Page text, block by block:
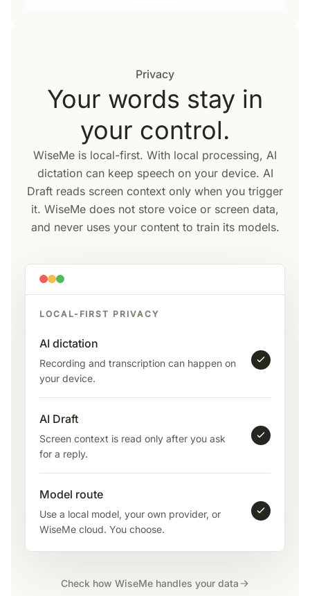
Privacy
Your words stay in
your control.
WiseMe is local-first. With local processing, AI
dictation can keep speech on your device. AI
Draft reads screen context only when you trigger
it. WiseMe does not store voice or screen data,
and never uses your content to train its models.
LOCAL-FIRST PRIVACY
AI dictation
Recording and transcription can happen on
your device.
AI Draft
Screen context is read only after you ask
for a reply.
Model route
Use a local model, your own provider, or
WiseMe cloud. You choose.
Check how WiseMe handles your data